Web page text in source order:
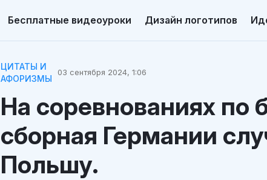
Бесплатные видеоуроки Дизайн логотипов
ЦИТАТЫ И
АФОРИЗМЫ
03 сентября 2024, 1:06
На соревнованиях по
сборная Германии
Польшу.